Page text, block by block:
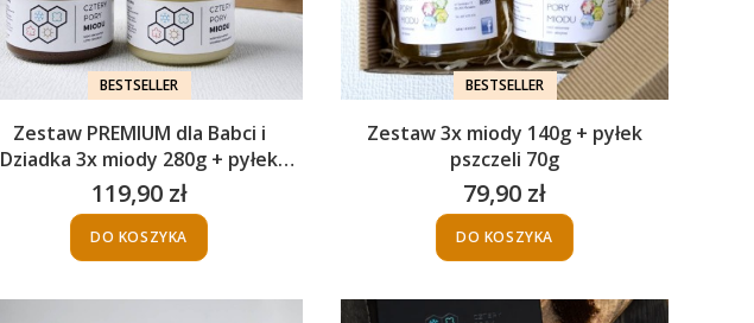
BESTSELLER
Zestaw PREMIUM dla Babci i
Dziadka 3x miody 280g + pyłek
pszczeli 130g
Cena
119,90 zł
DO KOSZYKA
BESTSELLER
Zestaw 3x miody 140g + pyłek
pszczeli 70g
Cena
79,90 zł
DO KOSZYKA